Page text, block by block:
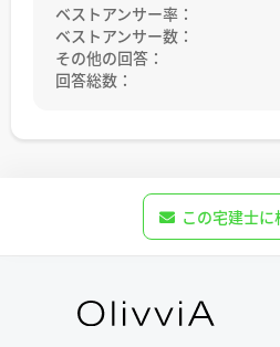
ベストアンサー率：
ベストアンサー数：
その他の回答：
回答総数：
この宅建士に